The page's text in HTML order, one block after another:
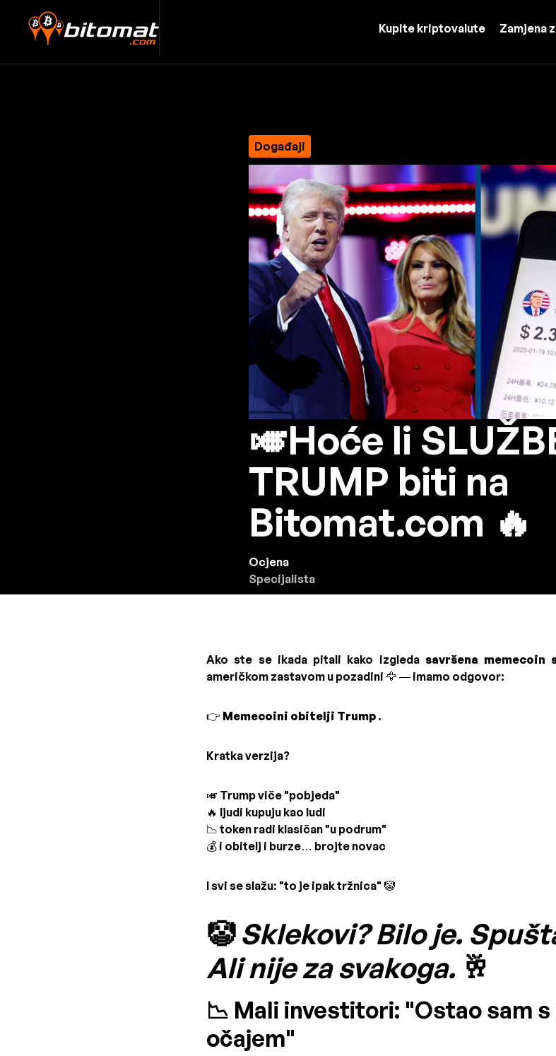
Kupite kriptovalute Zamjena
Događaji
🎺Hoće li
TRUMP biti na
Bitomat.com 🔥
Ocjena
Specijalista
Ako ste se ikada pitali kako izgleda savršena memecoin
američkom zastavom u pozadini 🦅 — imamo odgovor:
👉 Memecoini obitelji Trump .
Kratka verzija?
🎺 Trump viče "pobjeda"
🔥 ljudi kupuju kao ludi
📉 token radi klasičan "u podrum"
💰 i obitelj i burze… brojte novac
I svi se slažu: "to je ipak tržnica" 🤡
🤡Sklekovi? Bilo je.
Ali nije za svakoga. 🥂
📉 Mali investitori: "Ostao sam s
očajem"